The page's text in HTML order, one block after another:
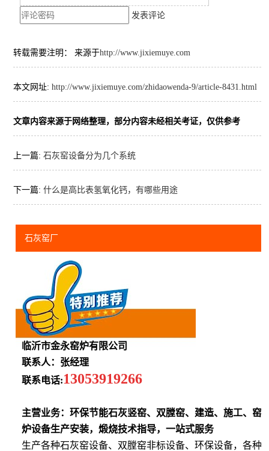
发表评论
转载需要注明： 来源于http://www.jixiemuye.com
本文网址: http://www.jixiemuye.com/zhidaowenda-9/article-8431.html
文章内容来源于网络整理，部分内容未经相关考证，仅供参考
上一篇: 石灰窑设备分为几个系统
下一篇: 什么是高比表氢氧化钙，有哪些用途
石灰窑厂
临沂市金永窑炉有限公司
联系人：张经理
联系电话:13053919266
主营业务：环保节能石灰竖窑、双膛窑、建造、施工、窑
炉设备生产安装，煅烧技术指导，一站式服务
生产各种石灰窑设备、双膛窑非标设备、环保设备，各种